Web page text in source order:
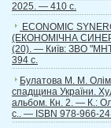
2025. — 410 с.
ECONOMIC
(ЕКОНОМІЧНА
(20). — Київ: ЗВО
394 с.
Булатова М. М.
спадщина України.
альбом. Кн. 2. — К.:
с.. — ISBN 978-966-